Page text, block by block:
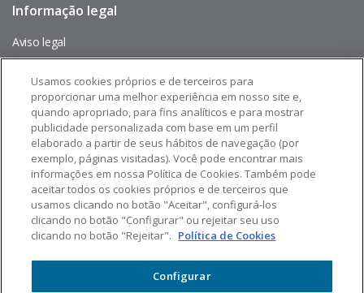
Pie
página
Informação legal
Aviso legal
Mapa do site
Siga-nos em:
Usamos cookies próprios e de terceiros para
proporcionar uma melhor experiência em nosso site e,
quando apropriado, para fins analíticos e para mostrar
publicidade personalizada com base em um perfil
elaborado a partir de seus hábitos de navegação (por
exemplo, páginas visitadas). Você pode encontrar mais
informações em nossa Política de Cookies. Também pode
aceitar todos os cookies próprios e de terceiros que
usamos clicando no botão "Aceitar", configurá-los
clicando no botão "Configurar" ou rejeitar seu uso
clicando no botão "Rejeitar". Política de Cookies
Configurar